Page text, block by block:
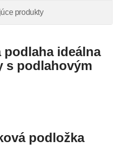
produkty
ideálna
s podlahovým
podložka